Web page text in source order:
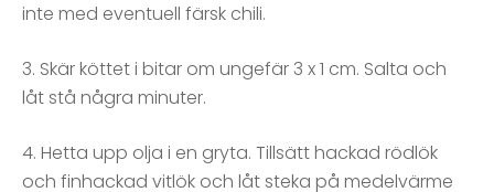
inte med eventuell färsk chili.
3. Skär köttet i bitar om ungefär 3 x 1 cm. Salta och
låt stå några minuter.
4. Hetta upp olja i en gryta. Tillsätt hackad rödlök
och finhackad vitlök och låt steka på medelvärme